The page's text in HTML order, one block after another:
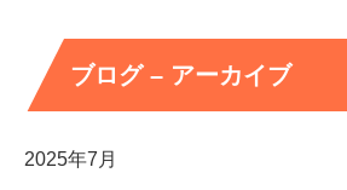
ブログ – アーカイブ
2025年7月